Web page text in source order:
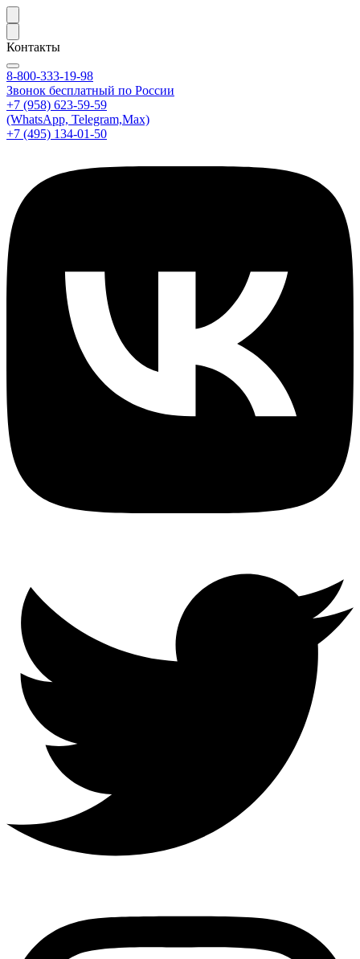
Контакты
8-800-333-19-98
Звонок бесплатный по России
+7 (958) 623-59-59
(WhatsApp, Telegram,Max)
+7 (495) 134-01-50